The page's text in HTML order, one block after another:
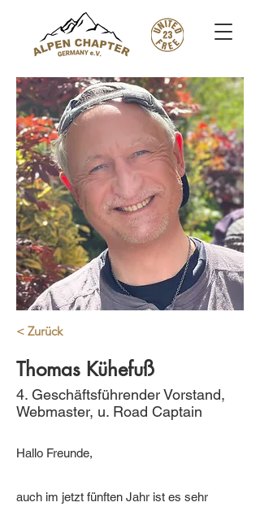
< Zurück
Thomas Kühefuß
4. Geschäftsführender Vorstand,
Webmaster, u. Road Captain
Hallo Freunde,
auch im jetzt fünften Jahr ist es sehr